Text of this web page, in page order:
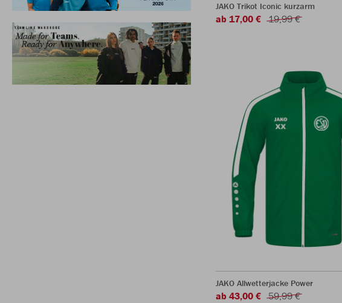
JAKO Trikot Iconic kurzarm
ab 17,00 € 19,99 €
JAKO Allwetterjacke Power
ab 43,00 € 59,99 €